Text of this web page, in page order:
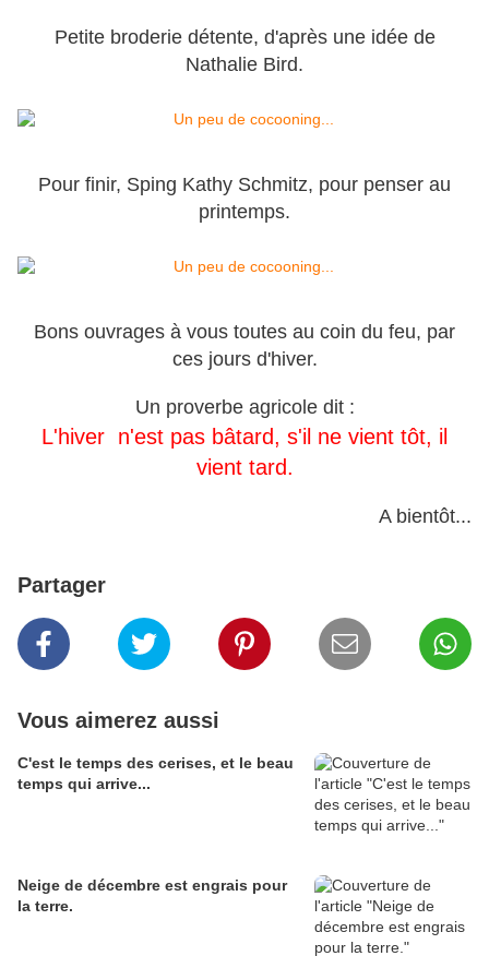
Petite broderie détente, d'après une idée de
Nathalie Bird.
Pour finir, Sping Kathy Schmitz, pour penser au
printemps.
Bons ouvrages à vous toutes au coin du feu, par
ces jours d'hiver.
Un proverbe agricole dit :
L'hiver n'est pas bâtard, s'il ne vient tôt, il
vient tard.
A bientôt...
Partager
Vous aimerez aussi
C'est le temps des cerises, et le beau
temps qui arrive...
Neige de décembre est engrais pour
la terre.